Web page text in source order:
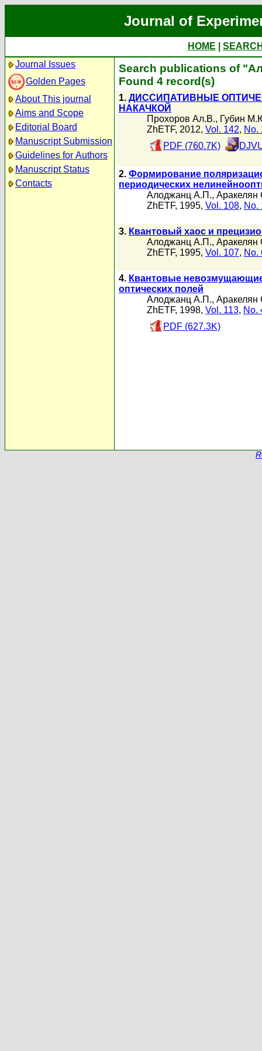
Journal of
HOME
Journal Issues
Golden Pages
About This journal
Aims and Scope
Editorial Board
Manuscript Submission
Guidelines for Authors
Manuscript Status
Contacts
Search publications of
Found 4 record(s)
1. ДИССИПАТИВНЫЕ
НАКАЧКОЙ
Прохоров Ал.В., Губин
ZhETF, 2012, Vol. 142, No.
PDF (760.7K)
2. Формирование
периодических
Алоджанц А.П.,
ZhETF, 1995, Vol. 108, No.
3. Квантовый хаос и
Алоджанц А.П.,
ZhETF, 1995, Vol. 107, No.
4. Квантовые
оптических полей
Алоджанц А.П.,
ZhETF, 1998, Vol. 113, No.
PDF (627.3K)